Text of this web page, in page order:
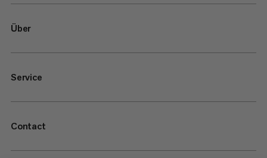
Über
Service
Contact